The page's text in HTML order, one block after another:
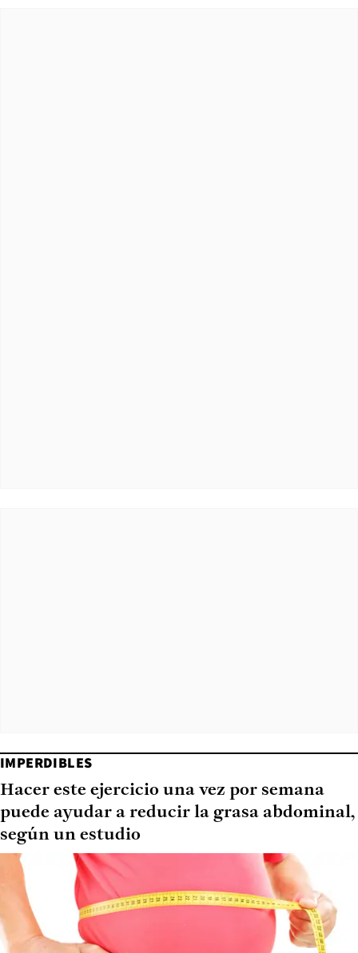
IMPERDIBLES
Hacer este ejercicio una vez por semana
puede ayudar a reducir la grasa abdominal,
según un estudio